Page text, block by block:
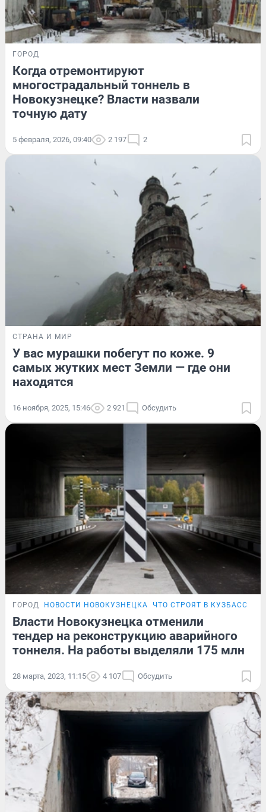
ГОРОД
Когда отремонтируют
многострадальный тоннель в
Новокузнецке? Власти назвали
точную дату
5 февраля, 2026, 09:40 2 197 2
СТРАНА И МИР
У вас мурашки побегут по коже. 9
самых жутких мест Земли — где они
находятся
16 ноября, 2025, 15:46 2 921 Обсудить
ГОРОД НОВОСТИ НОВОКУЗНЕЦКА ЧТО СТРОЯТ В КУЗБАССЕ
Власти Новокузнецка отменили
тендер на реконструкцию аварийного
тоннеля. На работы выделяли 175 млн
28 марта, 2023, 11:15 4 107 Обсудить